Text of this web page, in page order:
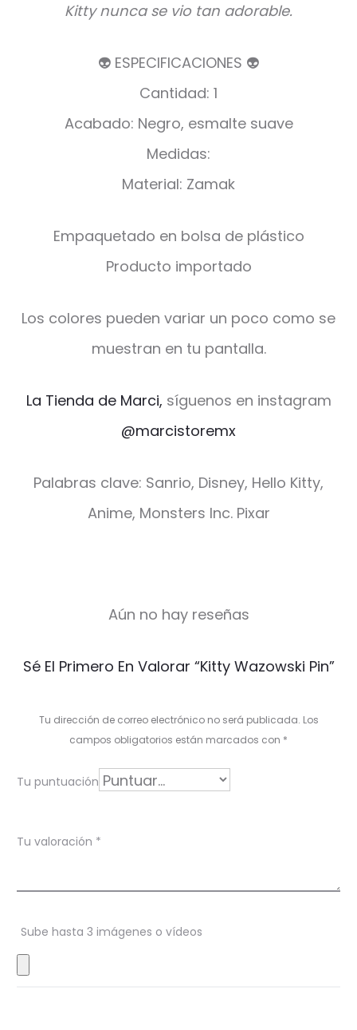
Kitty nunca se vio tan adorable.
👽 ESPECIFICACIONES 👽
Cantidad: 1
Acabado: Negro, esmalte suave
Medidas:
Material: Zamak
Empaquetado en bolsa de plástico
Producto importado
Los colores pueden variar un poco como se
muestran en tu pantalla.
La Tienda de Marci, síguenos en instagram
@marcistoremx
Palabras clave: Sanrio, Disney, Hello Kitty,
Anime, Monsters Inc. Pixar
V
a
r
i
o
e
s
Aún no hay reseñas
Sé El Primero En Valorar “Kitty Wazowski Pin”
Tu dirección de correo electrónico no será publicada. Los
campos obligatorios están marcados con *
Tu puntuación
Tu valoración *
Sube hasta 3 imágenes o vídeos